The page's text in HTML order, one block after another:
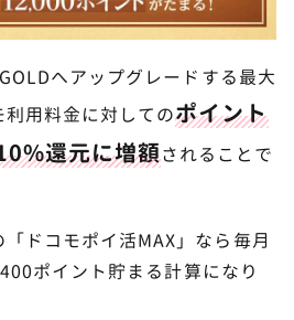
へアップグレードする最大
用料金に対してのポイント
還元に増額されることで
ドコモポイ活MAX」なら毎月
ポイント貯まる計算になり